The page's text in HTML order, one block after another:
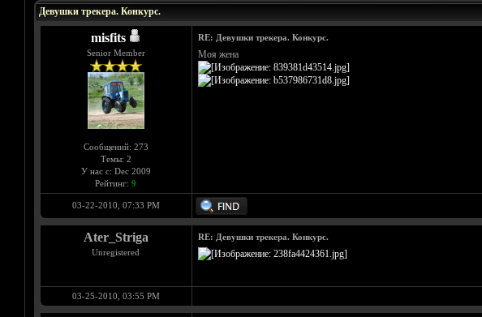
Девушки трекера. Конкурс.
misfits
Senior Member
Сообщений: 273
Темы: 2
У нас с: Dec 2009
Рейтинг: 9
RE: Девушки трекера. Конкурс.
Моя жена
03-22-2010, 07:33 PM
Ater_Striga
Unregistered
RE: Девушки трекера. Конкурс.
03-25-2010, 03:55 PM